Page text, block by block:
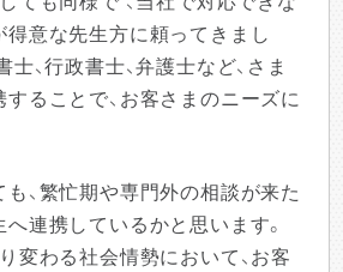
意な先生方に頼ってきまし
士、行政書士、弁護士など、さま
ることで、お客さまのニーズに
、繁忙期や専門外の相談が来た
連携しているかと思います。
変わる社会情勢において、お客